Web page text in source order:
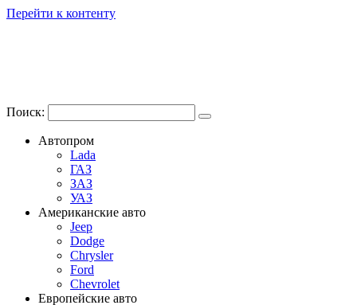
Перейти к контенту
Поиск:
Автопром
Lada
ГАЗ
ЗАЗ
УАЗ
Американские авто
Jeep
Dodge
Chrysler
Ford
Chevrolet
Европейские авто